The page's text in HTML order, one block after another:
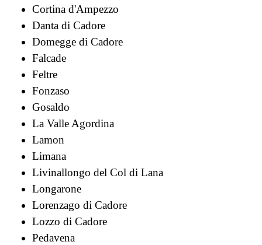
Cortina d'Ampezzo
Danta di Cadore
Domegge di Cadore
Falcade
Feltre
Fonzaso
Gosaldo
La Valle Agordina
Lamon
Limana
Livinallongo del Col di Lana
Longarone
Lorenzago di Cadore
Lozzo di Cadore
Pedavena